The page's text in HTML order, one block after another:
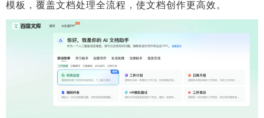
模板，覆盖文档处理全流程，使文档创作更高效。